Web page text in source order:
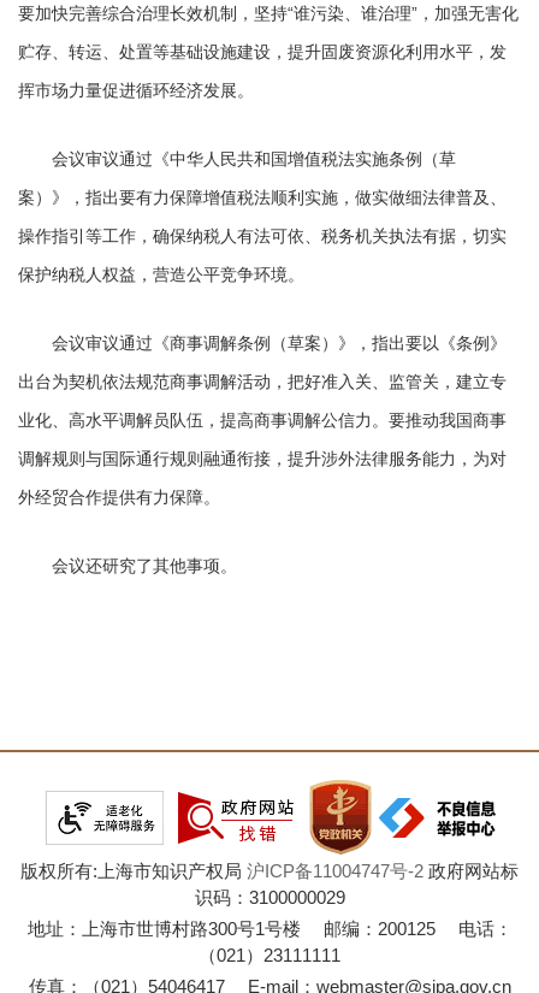
要加快完善综合治理长效机制，坚持“谁污染、谁治理”，加强无害化
贮存、转运、处置等基础设施建设，提升固废资源化利用水平，发
挥市场力量促进循环经济发展。
会议审议通过《中华人民共和国增值税法实施条例（草
案）》，指出要有力保障增值税法顺利实施，做实做细法律普及、
操作指引等工作，确保纳税人有法可依、税务机关执法有据，切实
保护纳税人权益，营造公平竞争环境。
会议审议通过《商事调解条例（草案）》，指出要以《条例》
出台为契机依法规范商事调解活动，把好准入关、监管关，建立专
业化、高水平调解员队伍，提高商事调解公信力。要推动我国商事
调解规则与国际通行规则融通衔接，提升涉外法律服务能力，为对
外经贸合作提供有力保障。
会议还研究了其他事项。
版权所有:上海市知识产权局 沪ICP备11004747号-2 政府网站标
识码：3100000029
地址：上海市世博村路300号1号楼 邮编：200125 电话：
（021）23111111
传真：（021）54046417 E-mail：webmaster@sipa.gov.cn